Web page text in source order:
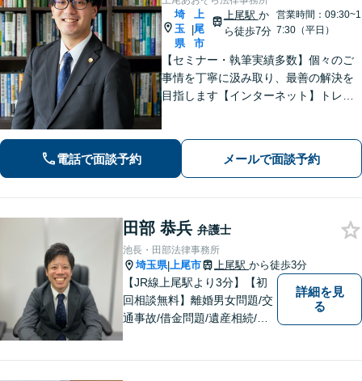
埼
玉
県
|
上
尾
市
上尾駅 か
ら徒歩7分
営業時間：09:30~1
7:30（平日）
【セミナー・執筆実績多数】個々のご
事情を丁寧に汲み取り、最善の解決を
目指します【インターネット】トレン
題】検討段階、協議から訴訟まで。あ
らゆるフェーズに対応【上尾駅7分】
電話で面談予約 メールで面談予約
田部 恭兵 弁護士
池長・田部法律事務所
埼玉県|上尾市 上尾駅 から徒歩3分
【JR線上尾駅より3分】【初
回相談無料】離婚男女問題/交
通事故/借金問題/遺産相続/債
詳細を見
る